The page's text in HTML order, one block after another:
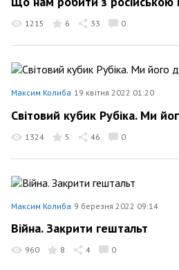
1215 6 33 0
Максим Колиба 19 квітня 2022 01:20
Світовий кубик Рубіка. Ми
1324 5 46 0
Максим Колиба 9 березня 2022 09:14
Війна. Закрити гештальт
960 8 4 0